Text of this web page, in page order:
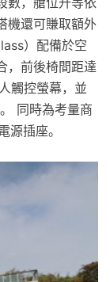
機還可賺取額外
）配備於空
，前後椅間距達
觸控螢幕，並
同時為考量商
源插座。